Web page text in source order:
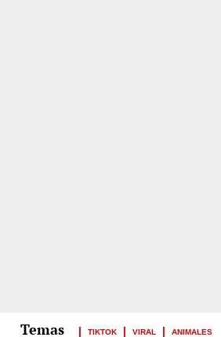
TIKTOK VIRAL ANIMALES